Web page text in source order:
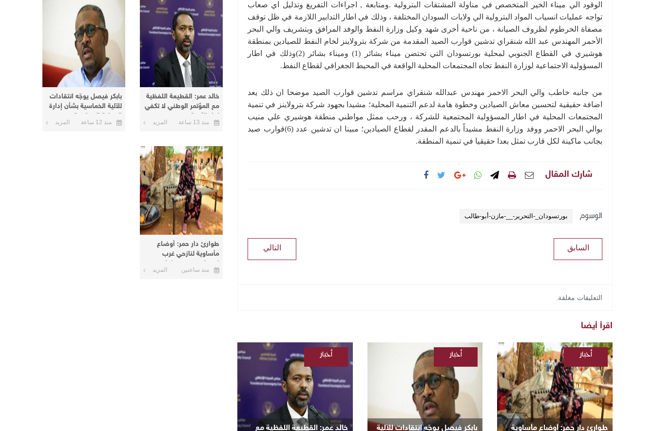
الوقود الي ميناء الخير المتخصص في مناولة المشتقات البترولية .ومتابعة , اجراءات التفريغ وتذليل اي صعاب
تواجه عمليات انسياب المواد البترولية الي ولايات السودان المختلفة ، وذلك في اطار التدابير اللازمة في ظل توقف
مصفاة الخرطوم لظروف الصيانة ، من ناحية أخرى شهد وكيل وزارة النفط والوفد المرافق وبتشريف والي البحر
الأحمر المهندس عبد الله شنقراي تدشين قوارب الصيد المقدمة من شركة بترولاينز لخام النفط للصيادين بمنطقة
هوشيري في القطاع الجنوبي لمحلية بورتسودان التي تحتضن ميناء بشائر (1) وميناء بشائر (2)وذلك في اطار
المسؤولية الاجتماعية لوزارة النفط تجاه المجتمعات المحلية الواقعة في المحيط الجغرافي لقطاع النفط.
من جانبه خاطب والي البحر الاحمر مهندس عبدالله شنقراي مراسم تدشين قوارب الصيد موضحا ان ذلك يعد
اضافة حقيقية لتحسين معاش الصيادين وخطوة هامة لدعم التنمية المحلية؛ مشيدا بجهود شركة بترولاينز في تنمية
المجتمعات المحلية في اطار المسؤولية المجتمعية للشركة ، ورحب ممثل مواطني منطقة هوشيري علي منيب
بوالي البحر الاحمر ووفد وزارة النفط مشيداً بالدعم المقدر لقطاع الصيادين؛ مبينا ان تدشين عدد (6)قوارب صيد
بجانب ماكينة لكل قارب تمثل بعدا حقيقيا في تنمية المنطقة.
شارك المقال
الوسوم بورتسودان_-التحرير-__-مازن-أبو-طالب
التالي السابق
التعليقات مغلقة.
اقرأ أيضا
طوارئ دار حمر: أوضاع مأساوية
أخبار
/
السودانية
بابكر فيصل يوجّه انتقادات للآلية
أخبار
/
السودانية
​خالد عمر: القطيعة اللفظية مع
أخبار
السودانية
​خالد عمر: القطيعة اللفظية
مع المؤتمر الوطني لا تكفي
لحل الأزمة
منذ 13 ساعة المزيد
بابكر فيصل يوجّه انتقادات
للآلية الخماسية بشأن إدارة
العملية السياسية
منذ 12 ساعة المزيد
طوارئ دار حمر: أوضاع
مأساوية لنازحي غرب
كردفان في معسكرات
الأبيضمنذ ساعتين المزيد